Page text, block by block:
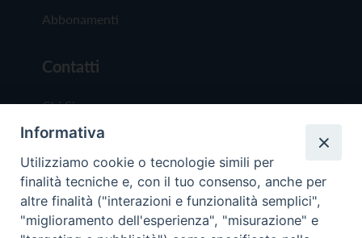
Abbonamenti
Contatti
Chi Siamo
Redazione
Scrivici
Informativa
Utilizziamo cookie o tecnologie simili per
finalità tecniche e, con il tuo consenso, anche per
altre finalità ("interazioni e funzionalità semplici",
"miglioramento dell'esperienza", "misurazione" e